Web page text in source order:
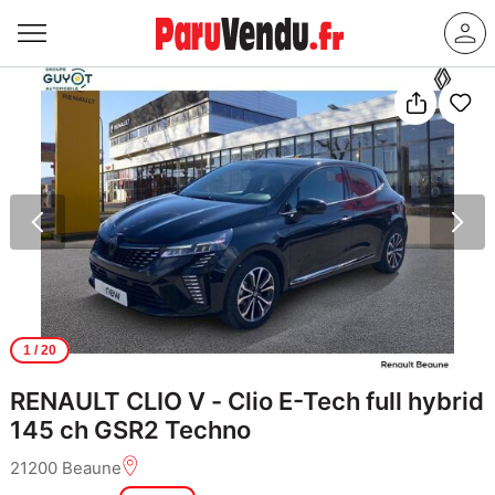
1/ 20
RENAULT CLIO V - Clio E-Tech full hybrid
145 ch GSR2 Techno
21200 Beaune